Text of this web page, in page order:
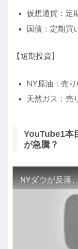
仮想通貨：定
国債：定期買
【短期投資】
NY原油：売り
天然ガス：売
YouTube1本
が急騰？
NYダウが反落